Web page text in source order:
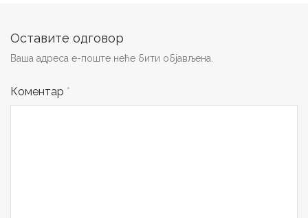
Оставите одговор
Ваша адреса е-поште неће бити објављена.
Коментар *